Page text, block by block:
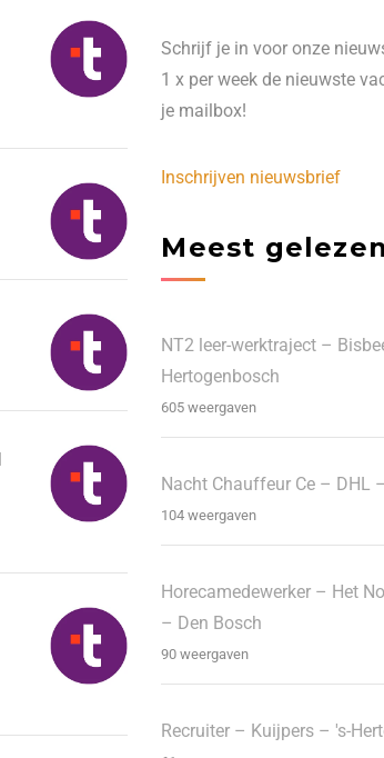
Schrijf je in voor onze
1 x per week de nieuwste
je mailbox!
Inschrijven nieuwsbrief
Meest gelezen
NT2 leer-werktraject –
Hertogenbosch
605 weergaven
Nacht Chauffeur Ce – DHL
104 weergaven
Horecamedewerker – Het
– Den Bosch
90 weergaven
Recruiter – Kuijpers – 's-